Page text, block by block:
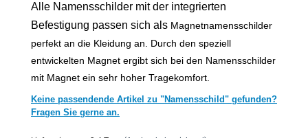
Alle Namensschilder mit der integrierten
Befestigung passen sich als Magnetnamensschilder
perfekt an die Kleidung an. Durch den speziell
entwickelten Magnet ergibt sich bei den Namensschilder
mit Magnet ein sehr hoher Tragekomfort.
Keine passendende Artikel zu "Namensschild" gefunden?
Fragen Sie gerne an.